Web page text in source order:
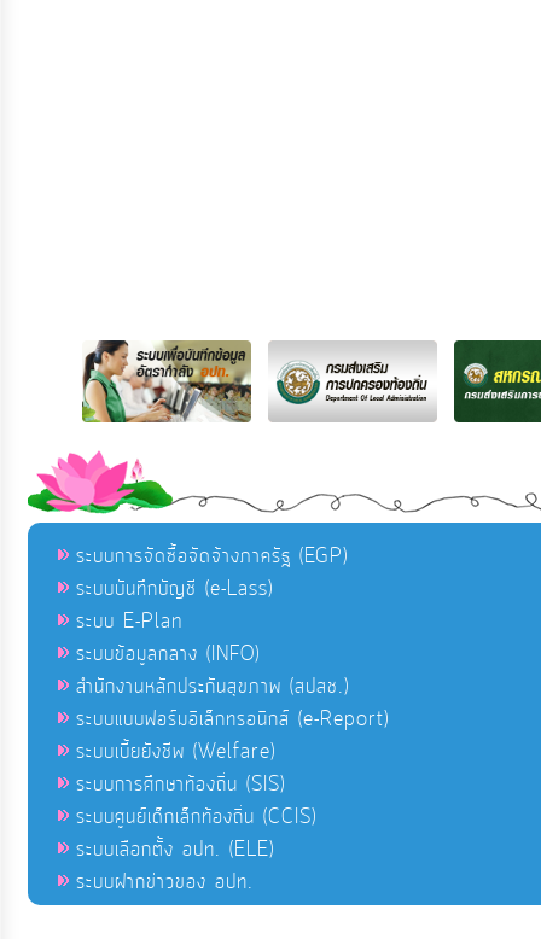
ระบบการจัดซื้อจัดจ้างภาครัฐ (EGP)
ระบบบันทึกบัญชี (e-Lass)
ระบบ E-Plan
ระบบข้อมูลกลาง (INFO)
สำนักงานหลักประกันสุขภาพ (สปสช.)
ระบบแบบฟอร์มอิเล็กทรอนิกส์ (e-Report)
ระบบเบี้ยยังชีพ (Welfare)
ระบบการศึกษาท้องถิ่น (SIS)
ระบบศูนย์เด็กเล็กท้องถิ่น (CCIS)
ระบบเลือกตั้ง อปท. (ELE)
ระบบฝากข่าวของ อปท.